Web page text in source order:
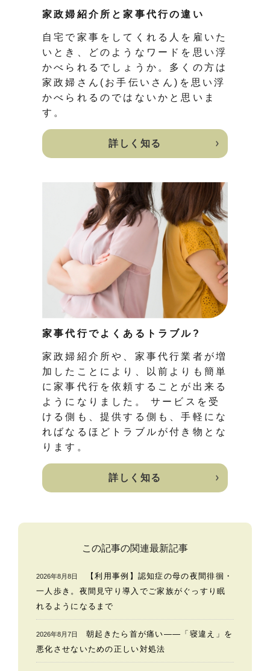
家政婦紹介所と家事代行の違い
自宅で家事をしてくれる人を雇いた
いとき、どのようなワードを思い浮
かべられるでしょうか。多くの方は
家政婦さん(お手伝いさん)を思い浮
かべられるのではないかと思いま
す。
詳しく知る
家事代行でよくあるトラブル?
家政婦紹介所や、家事代行業者が増
加したことにより、以前よりも簡単
に家事代行を依頼することが出来る
ようになりました。 サービスを受
ける側も、提供する側も、手軽にな
ればなるほどトラブルが付き物とな
ります。
詳しく知る
この記事の関連最新記事
2026年8月8日
【利用事例】認知症の母の夜間徘徊・
一人歩き。夜間見守り導入でご家族がぐっすり眠
れるようになるまで
2026年8月7日
朝起きたら首が痛い——「寝違え」を
悪化させないための正しい対処法